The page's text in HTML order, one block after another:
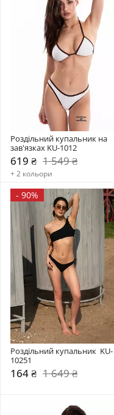
Роздільний купальник на
зав'язках KU-1012
619 ₴ 1 549 ₴
+ 2 кольори
- 90%
Роздільний купальник  KU-
10251
164 ₴ 1 649 ₴